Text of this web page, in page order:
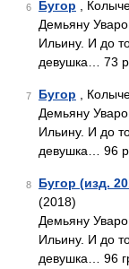
6 Бугор ,
Демьяну
Ильину. И до
девушка… 73
7 Бугор ,
Демьяну
Ильину. И до
девушка… 96
8 Бугор (изд.
(2018)
Демьяну
Ильину. И до
девушка… 96